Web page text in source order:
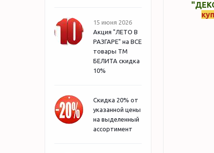
15 июня 2026
Акция "ЛЕТО В
РАЗГАРЕ" на ВСЕ
товары ТМ
БЕЛИТА скидка
10%
Скидка 20% от
указанной цены
на выделенный
ассортимент